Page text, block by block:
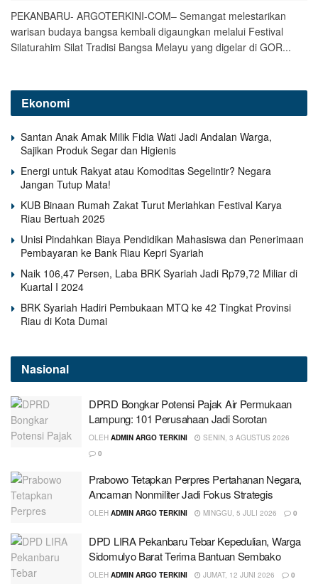
PEKANBARU- ARGOTERKINI-COM– Semangat melestarikan
warisan budaya bangsa kembali digaungkan melalui Festival
Silaturahim Silat Tradisi Bangsa Melayu yang digelar di GOR...
Ekonomi
Santan Anak Amak Milik Fidia Wati Jadi Andalan Warga,
Sajikan Produk Segar dan Higienis
Energi untuk Rakyat atau Komoditas Segelintir? Negara
Jangan Tutup Mata!
KUB Binaan Rumah Zakat Turut Meriahkan Festival Karya
Riau Bertuah 2025
Unisi Pindahkan Biaya Pendidikan Mahasiswa dan Penerimaan
Pembayaran ke Bank Riau Kepri Syariah
Naik 106,47 Persen, Laba BRK Syariah Jadi Rp79,72 Miliar di
Kuartal I 2024
BRK Syariah Hadiri Pembukaan MTQ ke 42 Tingkat Provinsi
Riau di Kota Dumai
Nasional
DPRD Bongkar Potensi Pajak Air Permukaan
Lampung: 101 Perusahaan Jadi Sorotan
OLEH ADMIN ARGO TERKINI
SENIN, 3 AGUSTUS 2026
0
Prabowo Tetapkan Perpres Pertahanan Negara,
Ancaman Nonmiliter Jadi Fokus Strategis
OLEH ADMIN ARGO TERKINI MINGGU, 5 JULI 2026 0
DPD LIRA Pekanbaru Tebar Kepedulian, Warga
Sidomulyo Barat Terima Bantuan Sembako
OLEH ADMIN ARGO TERKINI JUMAT, 12 JUNI 2026 0